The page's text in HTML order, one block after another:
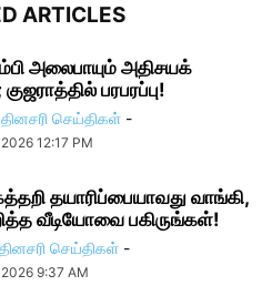
ARTICLES
அலைபாயும் அதிசயக்
பரபரப்பு!
தினசரி செய்திகள் -
12:17 PM
தயாரிப்பையாவது வாங்கி,
வீடியோவை பகிருங்கள்!
தினசரி செய்திகள் -
9:37 AM